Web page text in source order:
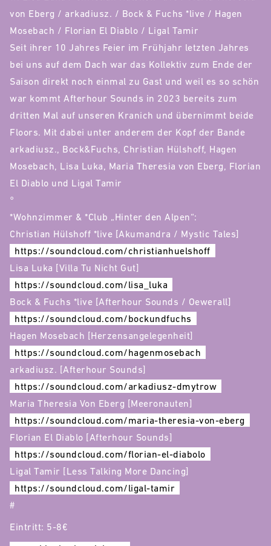
von Eberg / arkadiusz. / Bock & Fuchs *live / Hagen
Mosebach / Florian El Diablo / Ligal Tamir
Seit ihrer 10 Jahres Feier im Frühjahr letzten Jahres
bei uns auf dem Dach war das Kollektiv zum Ende der
Saison direkt noch einmal zu Gast und weil es so schön
war kommt Afterhour Sounds in 2023 bereits zum
dritten Mal auf unseren Kranich und übernimmt beide
Floors. Mit dabei unter anderem der Kopf der Bande
arkadiusz., Bock&Fuchs, Christian Hülshoff, Hagen
Mosebach, Lisa Luka, Maria Theresia von Eberg, Florian
El Diablo und Ligal Tamir
°
*Wohnzimmer & *Club „Hinter den Alpen“:
Christian Hülshoff *live [Akumandra / Mystic Tales]
https://soundcloud.com/christianhuelshoff
Lisa Luka [Villa Tu Nicht Gut]
https://soundcloud.com/lisa_luka
Bock & Fuchs *live [Afterhour Sounds / Oewerall]
https://soundcloud.com/bockundfuchs
Hagen Mosebach [Herzensangelegenheit]
https://soundcloud.com/hagenmosebach
arkadiusz. [Afterhour Sounds]
https://soundcloud.com/arkadiusz-dmytrow
Maria Theresia Von Eberg [Meeronauten]
https://soundcloud.com/maria-theresia-von-eberg
Florian El Diablo [Afterhour Sounds]
https://soundcloud.com/florian-el-diabolo
Ligal Tamir [Less Talking More Dancing]
https://soundcloud.com/ligal-tamir
#
Eintritt: 5-8€